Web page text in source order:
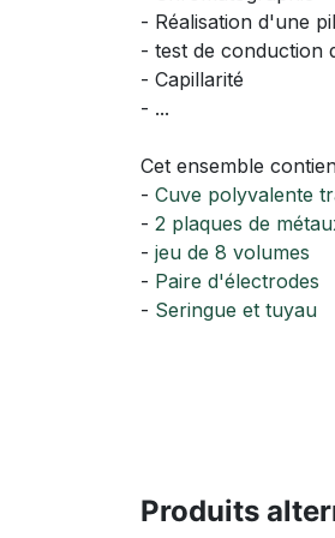
- Réalisation d'une
- test de conduction
- Capillarité
- ...
Cet ensemble
- Cuve polyvalente
- 2 plaques de
- jeu de 8 volumes
- Paire d'électrodes
- Seringue et tuyau
Produits